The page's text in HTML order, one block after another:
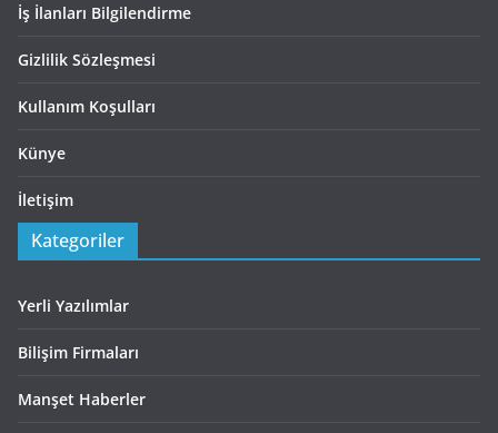
İş İlanları Bilgilendirme
Gizlilik Sözleşmesi
Kullanım Koşulları
Künye
İletişim
Kategoriler
Yerli Yazılımlar
Bilişim Firmaları
Manşet Haberler